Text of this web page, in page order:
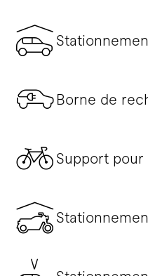
Borne de
Support pour